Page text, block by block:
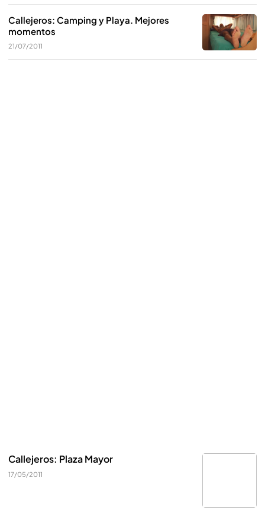
Callejeros: Camping y Playa. Mejores
momentos
21/07/2011
Callejeros: Plaza Mayor
17/05/2011